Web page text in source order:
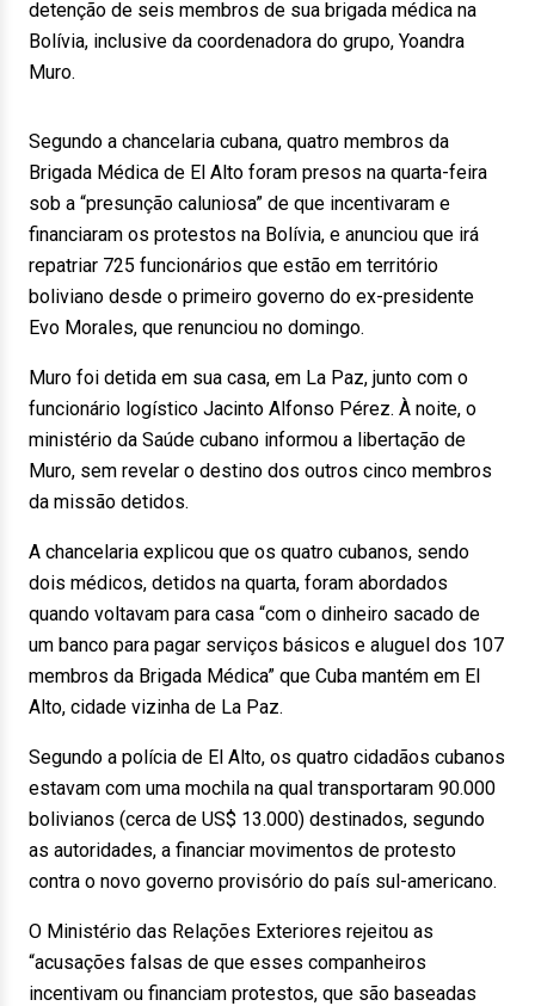
detenção de seis membros de sua brigada médica na
Bolívia, inclusive da coordenadora do grupo, Yoandra
Muro.
Segundo a chancelaria cubana, quatro membros da
Brigada Médica de El Alto foram presos na quarta-feira
sob a “presunção caluniosa” de que incentivaram e
financiaram os protestos na Bolívia, e anunciou que irá
repatriar 725 funcionários que estão em território
boliviano desde o primeiro governo do ex-presidente
Evo Morales, que renunciou no domingo.
Muro foi detida em sua casa, em La Paz, junto com o
funcionário logístico Jacinto Alfonso Pérez. À noite, o
ministério da Saúde cubano informou a libertação de
Muro, sem revelar o destino dos outros cinco membros
da missão detidos.
A chancelaria explicou que os quatro cubanos, sendo
dois médicos, detidos na quarta, foram abordados
quando voltavam para casa “com o dinheiro sacado de
um banco para pagar serviços básicos e aluguel dos 107
membros da Brigada Médica” que Cuba mantém em El
Alto, cidade vizinha de La Paz.
Segundo a polícia de El Alto, os quatro cidadãos cubanos
estavam com uma mochila na qual transportaram 90.000
bolivianos (cerca de US$ 13.000) destinados, segundo
as autoridades, a financiar movimentos de protesto
contra o novo governo provisório do país sul-americano.
O Ministério das Relações Exteriores rejeitou as
“acusações falsas de que esses companheiros
incentivam ou financiam protestos, que são baseadas